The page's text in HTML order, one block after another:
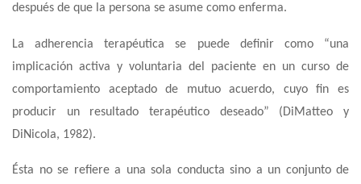
después de que la persona se asume como enferma.
Laadherencia terapéutica se puede definir como “una
implicación activa y voluntaria del paciente en un curso de
comportamiento aceptado de mutuo acuerdo, cuyo fin es
producir un resultado terapéutico deseado” (DiMatteo y
DiNicola, 1982).
Ésta no se refiere a una sola conducta sino a un conjunto de